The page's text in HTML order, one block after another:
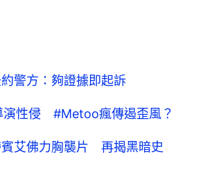
警方：夠證據即起訴
演性侵 #Metoo瘋傳遏歪風？
艾佛力胸襲片 再揭黑暗史